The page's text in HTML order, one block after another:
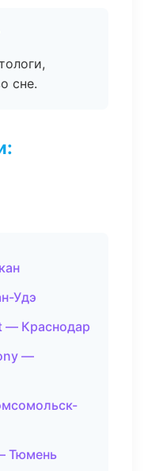
сне.
Удэ
— Краснодар
—
Тюмень